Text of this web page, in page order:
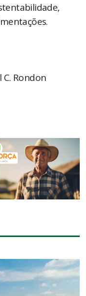
Rondon